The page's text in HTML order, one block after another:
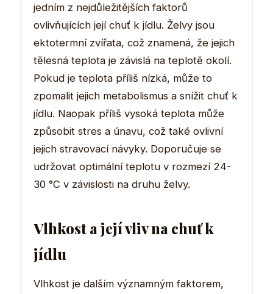
jedním z nejdůležitějších faktorů
ovlivňujících její chuť k jídlu. Želvy jsou
ektotermní zvířata, což znamená, že jejich
tělesná teplota je závislá na teplotě okolí.
Pokud je teplota příliš nízká, může to
zpomalit jejich metabolismus a snížit chuť k
jídlu. Naopak příliš vysoká teplota může
způsobit stres a únavu, což také ovlivní
jejich stravovací návyky. Doporučuje se
udržovat optimální teplotu v rozmezí 24-
30 °C v závislosti na druhu želvy.
Vlhkost a její vliv na chuť k
jídlu
Vlhkost je dalším významným faktorem,